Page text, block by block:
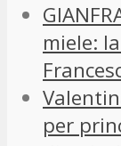
miele:
per